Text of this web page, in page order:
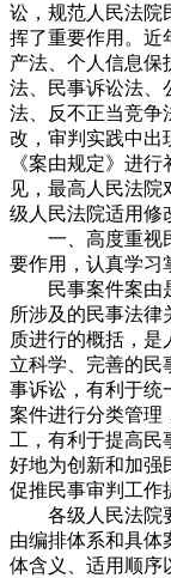
讼，规范人民法院
挥了重要作用。近
产法、个人信息保
法、民事诉讼法、
法、反不正当竞争
改，审判实践中出
《案由规定》进
见，最高人民法院
级人民法院适用修
一、高度重视民
要作用，认真学习
民事案件案由是
所涉及的民事法律
质进行的概括，是
立科学、完善的民
事诉讼，有利于统
案件进行分类管理
工，有利于提高民
好地为创新和加强
促推民事审判工作
各级人民法院要
由编排体系和具体
体含义、适用顺序